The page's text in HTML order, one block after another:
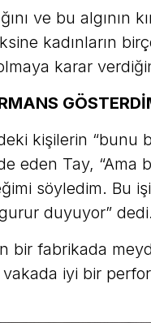
ve bu algının
kadınların
karar
kişilerin “bunu
eden Tay,
söyledim. Bu işi
duyuyor” dedi.
bir fabrikada
iyi bir